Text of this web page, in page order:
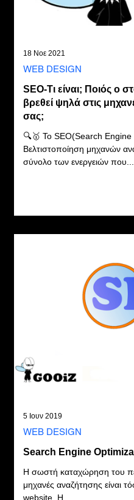
SEO-Τι είναι; Ποιός ο
βρεθεί ψηλά στις
σας;
🔍🥇 Το SEO(Search Engine
Βελτιστοποίηση μηχανών
σύνολο των ενεργειών που...
WEB DESIGN
18 Νοε 2021
Search Engine
Η σωστή καταχώρηση του
μηχανές αναζήτησης είναι
website. Η...
WEB DESIGN
5 Ιουν 2019